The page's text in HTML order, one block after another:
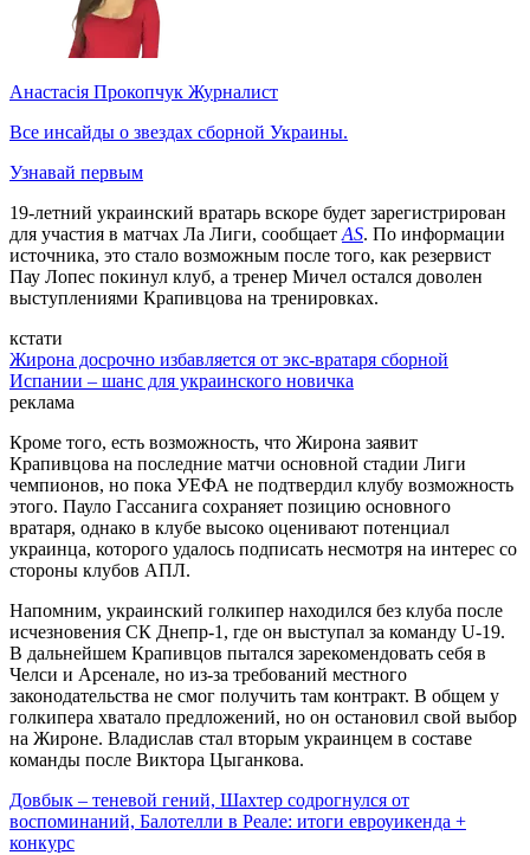
Анастасія Прокопчук Журналист
Все инсайды о звездах сборной Украины.
Узнавай первым
19-летний украинский вратарь вскоре будет зарегистрирован
для участия в матчах Ла Лиги, сообщаетAS. По информации
источника, это стало возможным после того, как резервист
Пау Лопес покинул клуб, а тренер Мичел остался доволен
выступлениями Крапивцова на тренировках.
кстати
Жирона досрочно избавляется от экс-вратаря сборной
Испании – шанс для украинского новичка
реклама
Кроме того, есть возможность, что Жирона заявит
Крапивцова на последние матчи основной стадии Лиги
чемпионов, но пока УЕФА не подтвердил клубу возможность
этого. Пауло Гассанига сохраняет позицию основного
вратаря, однако в клубе высоко оценивают потенциал
украинца, которого удалось подписать несмотря на интерес со
стороны клубов АПЛ.
Напомним, украинский голкипер находился без клуба после
исчезновения СК Днепр-1, где он выступал за команду U-19.
В дальнейшем Крапивцов пытался зарекомендовать себя в
Челси и Арсенале, но из-за требований местного
законодательства не смог получить там контракт. В общем у
голкипера хватало предложений, но он остановил свой выбор
на Жироне. Владислав стал вторым украинцем в составе
команды после Виктора Цыганкова.
Довбык – теневой гений, Шахтер содрогнулся от
воспоминаний, Балотелли в Реале: итоги евроуикенда +
конкурс